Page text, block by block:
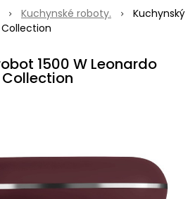
Kuchynské roboty.
Kuchynský
1500 W Leonardo
Collection